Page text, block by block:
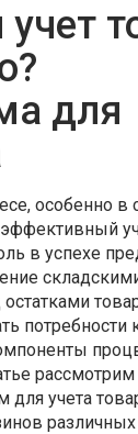
учет
для
особенно в
в успехе
потребности
для учета